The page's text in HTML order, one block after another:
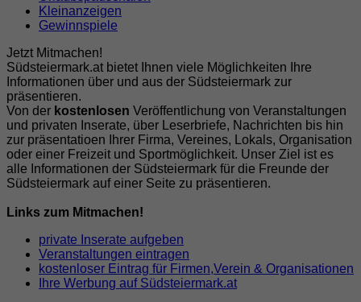
Kleinanzeigen
Gewinnspiele
Jetzt Mitmachen!
Südsteiermark.at bietet Ihnen viele Möglichkeiten Ihre
Informationen über und aus der Südsteiermark zur
präsentieren.
Von der kostenlosen Veröffentlichung von Veranstaltungen
und privaten Inserate, über Leserbriefe, Nachrichten bis hin
zur präsentatioen Ihrer Firma, Vereines, Lokals, Organisation
oder einer Freizeit und Sportmöglichkeit. Unser Ziel ist es
alle Informationen der Südsteiermark für die Freunde der
Südsteiermark auf einer Seite zu präsentieren.
Links zum Mitmachen!
private Inserate aufgeben
Veranstaltungen eintragen
kostenloser Eintrag für Firmen,Verein & Organisationen
Ihre Werbung auf Südsteiermark.at